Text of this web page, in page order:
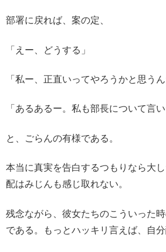
部署に戻れば、案の定、
「えー、どうする」
「私ー、正直いってやろうかと思うん
「あるあるー。私も部長について言
と、ごらんの有様である。
本当に真実を告白するつもりなら大
配はみじんも感じ取れない。
残念ながら、彼女たちのこういった
である。もっとハッキリ言えば、自分